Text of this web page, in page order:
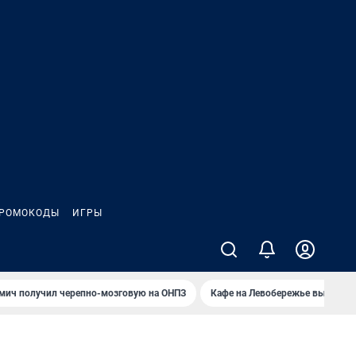
ИГРЫ
получил черепно-мозговую на ОНПЗ Кафе на Левобережье